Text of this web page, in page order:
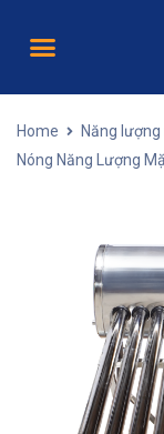
Home Năng
Nóng Năng Lượng